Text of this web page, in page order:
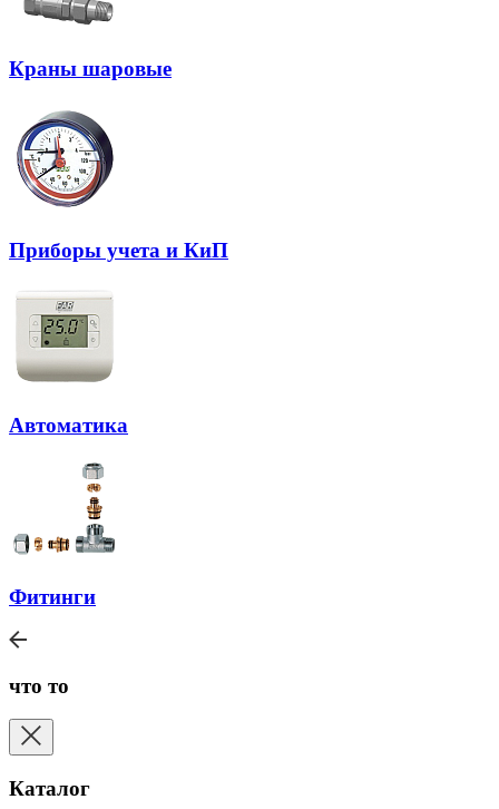
Краны шаровые
Приборы учета и КиП
Автоматика
Фитинги
что то
Каталог